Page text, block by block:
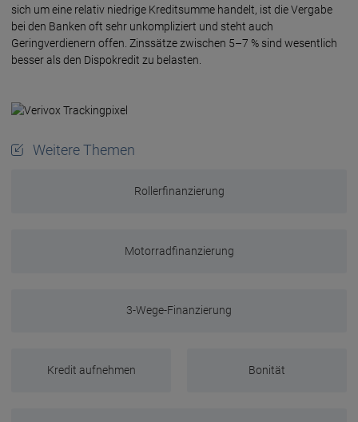
sich um eine relativ niedrige Kreditsumme handelt, ist die Vergabe
bei den Banken oft sehr unkompliziert und steht auch
Geringverdienern offen. Zinssätze zwischen 5–7 % sind wesentlich
besser als den Dispokredit zu belasten.
Weitere Themen
Rollerfinanzierung
Motorradfinanzierung
3-Wege-Finanzierung
Kredit aufnehmen Bonität